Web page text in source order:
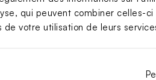
qui peuvent combiner celles-
de votre utilisation de leurs